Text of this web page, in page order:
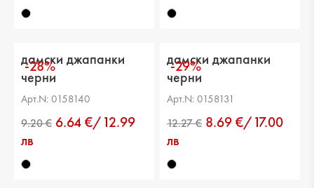
-28%
дамски джапанки
черни
Арт.N: 0158140
6.64 €/12.99
лв
-29%
дамски джапанки
черни
Арт.N: 0158131
8.69 €/17.00
лв